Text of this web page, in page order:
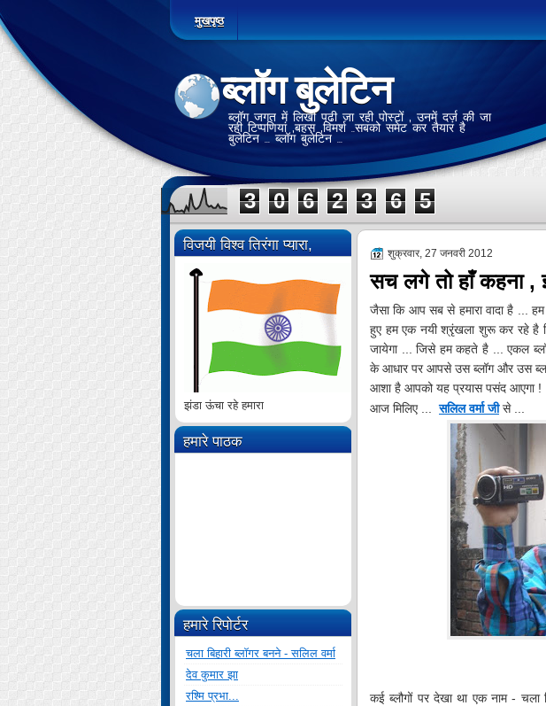
मुखपृष्ठ
ब्लॉग बुलेटिन
ब्लॉग जगत में लिखी पढी जा रही पोस्टों , उनमें दर्ज़ की जा
रही टिप्पणियां ,बहस ,विमर्श ..सबको समेट कर तैयार है
बुलेटिन ... ब्लॉग बुलेटिन ...
3 0 6 2 3 6 5
विजयी विश्व तिरंगा प्यारा,
झंडा ऊंचा रहे हमारा
हमारे पाठक
हमारे रिपोर्टर
चला बिहारी ब्लॉगर बनने - सलिल वर्मा
देव कुमार झा
रश्मि प्रभा...
शुक्रवार, 27 जनवरी 2012
सच लगे तो हाँ कहना ,
जैसा कि आप सब से हमारा वादा है ...
हुए हम एक नयी श्रृंखला शुरू कर रहे है
जायेगा ... जिसे हम कहते है ... एकल
के आधार पर आपसे उस ब्लॉग और उस
आशा है आपको यह प्रयास पसंद आएगा !
आज मिलिए ...सलिल वर्मा जीसे ...
कई ब्लौगों पर देखा था एक नाम -